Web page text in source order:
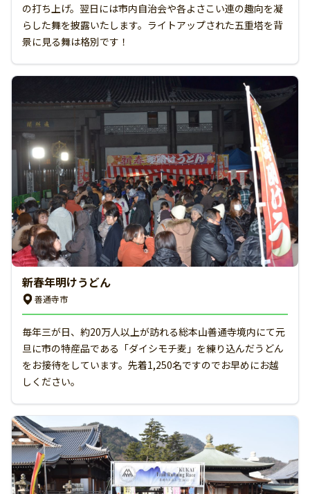
の打ち上げ。翌日には市内自治会や各よさこい連の趣向を凝
らした舞を披露いたします。ライトアップされた五重塔を背
景に見る舞は格別です！
新春年明けうどん
善通寺市
毎年三が日、約20万人以上が訪れる総本山善通寺境内にて元
旦に市の特産品である「ダイシモチ麦」を練り込んだうどん
をお接待をしています。先着1,250名ですのでお早めにお越
しください。